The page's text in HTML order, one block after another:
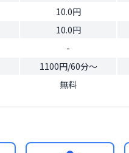
10.0円
10.0円
-
1100円/60分〜
無料